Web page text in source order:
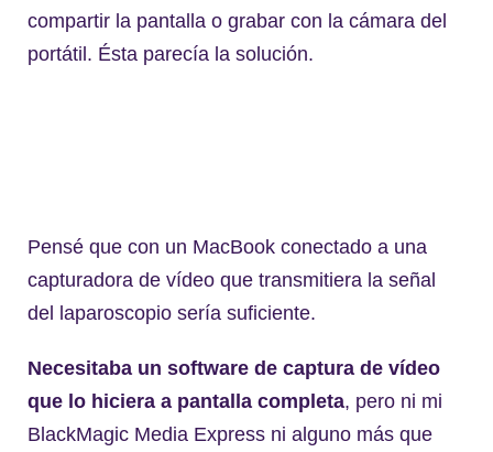
compartir la pantalla o grabar con la cámara del
portátil. Ésta parecía la solución.
Pensé que con un MacBook conectado a una
capturadora de vídeo que transmitiera la señal
del laparoscopio sería suficiente.
Necesitaba un software de captura de vídeo
que lo hiciera a pantalla completa, pero ni mi
BlackMagic Media Express ni alguno más que